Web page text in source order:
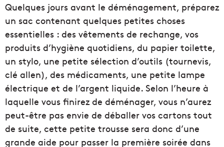
Quelques jours avant le déménagement, préparez
un sac contenant quelques petites choses
essentielles : des vêtements de rechange, vos
produits d’hygiène quotidiens, du papier toilette,
un stylo, une petite sélection d’outils (tournevis,
clé allen), des médicaments, une petite lampe
électrique et de l’argent liquide. Selon l’heure à
laquelle vous finirez de déménager, vous n’aurez
peut-être pas envie de déballer vos cartons tout
de suite, cette petite trousse sera donc d’une
grande aide pour passer la première soirée dans